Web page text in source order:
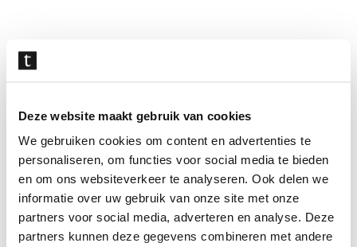
Deze website maakt gebruik van cookies
We gebruiken cookies om content en advertenties te
personaliseren, om functies voor social media te bieden
en om ons websiteverkeer te analyseren. Ook delen we
informatie over uw gebruik van onze site met onze
partners voor social media, adverteren en analyse. Deze
partners kunnen deze gegevens combineren met andere
overslaan